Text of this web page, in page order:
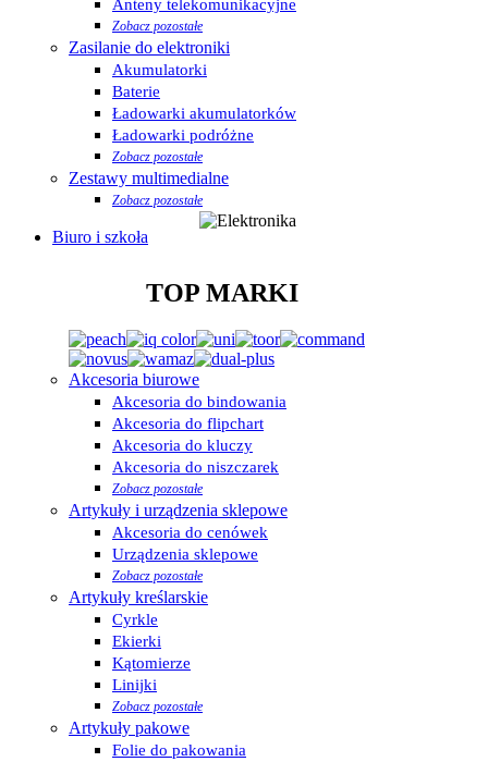
Anteny telekomunikacyjne
Zobacz pozostałe
Zasilanie do elektroniki
Akumulatorki
Baterie
Ładowarki akumulatorków
Ładowarki podróżne
Zobacz pozostałe
Zestawy multimedialne
Zobacz pozostałe
Biuro i szkoła
TOP MARKI
Akcesoria biurowe
Akcesoria do bindowania
Akcesoria do flipchart
Akcesoria do kluczy
Akcesoria do niszczarek
Zobacz pozostałe
Artykuły i urządzenia sklepowe
Akcesoria do cenówek
Urządzenia sklepowe
Zobacz pozostałe
Artykuły kreślarskie
Cyrkle
Ekierki
Kątomierze
Linijki
Zobacz pozostałe
Artykuły pakowe
Folie do pakowania